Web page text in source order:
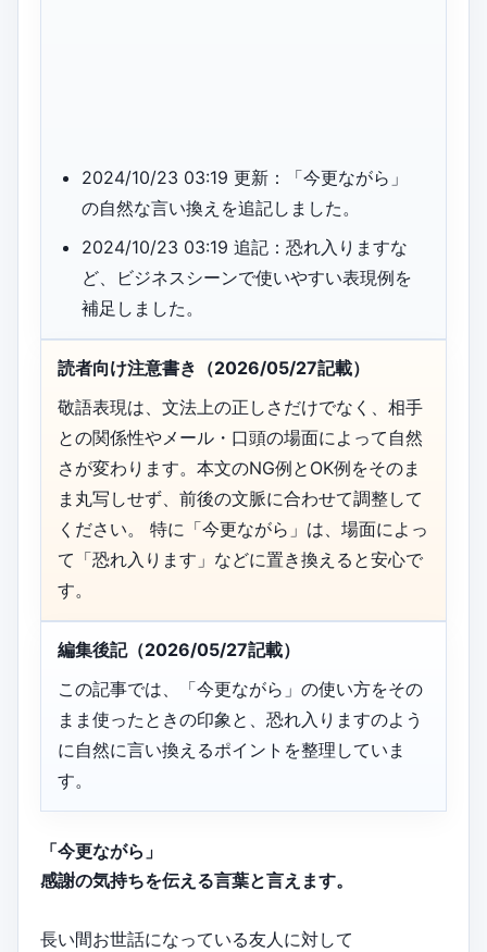
2024/10/23 03:19 更新：「今更ながら」
の自然な言い換えを追記しました。
2024/10/23 03:19 追記：恐れ入りますな
ど、ビジネスシーンで使いやすい表現例を
補足しました。
読者向け注意書き（2026/05/27記載）
敬語表現は、文法上の正しさだけでなく、相手
との関係性やメール・口頭の場面によって自然
さが変わります。本文のNG例とOK例をそのま
ま丸写しせず、前後の文脈に合わせて調整して
ください。 特に「今更ながら」は、場面によっ
て「恐れ入ります」などに置き換えると安心で
す。
編集後記（2026/05/27記載）
この記事では、「今更ながら」の使い方をその
まま使ったときの印象と、恐れ入りますのよう
に自然に言い換えるポイントを整理していま
す。
「今更ながら」
感謝の気持ちを伝える言葉と言えます。
長い間お世話になっている友人に対して